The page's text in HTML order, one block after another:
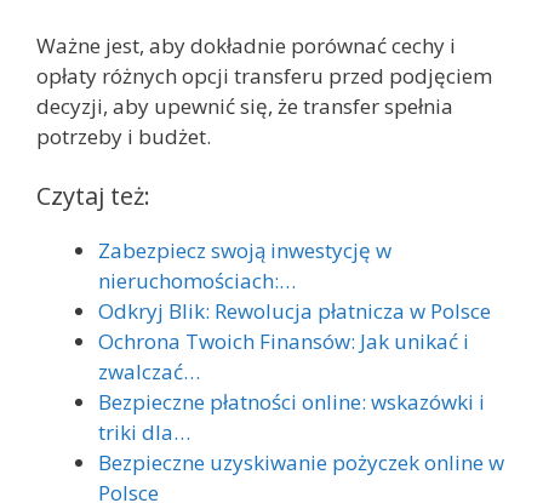
Ważne jest, aby dokładnie porównać cechy i
opłaty różnych opcji transferu przed podjęciem
decyzji, aby upewnić się, że transfer spełnia
potrzeby i budżet.
Czytaj też:
Zabezpiecz swoją inwestycję w
nieruchomościach:…
Odkryj Blik: Rewolucja płatnicza w Polsce
Ochrona Twoich Finansów: Jak unikać i
zwalczać…
Bezpieczne płatności online: wskazówki i
triki dla…
Bezpieczne uzyskiwanie pożyczek online w
Polsce